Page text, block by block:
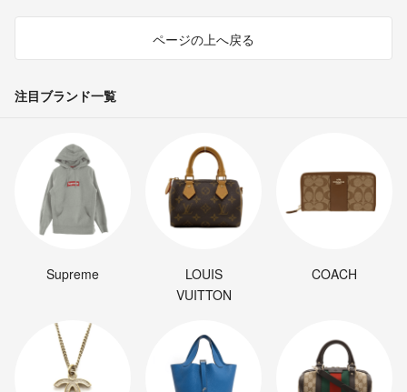
ページの上へ戻る
注目ブランド一覧
Supreme
LOUIS
VUITTON
COACH